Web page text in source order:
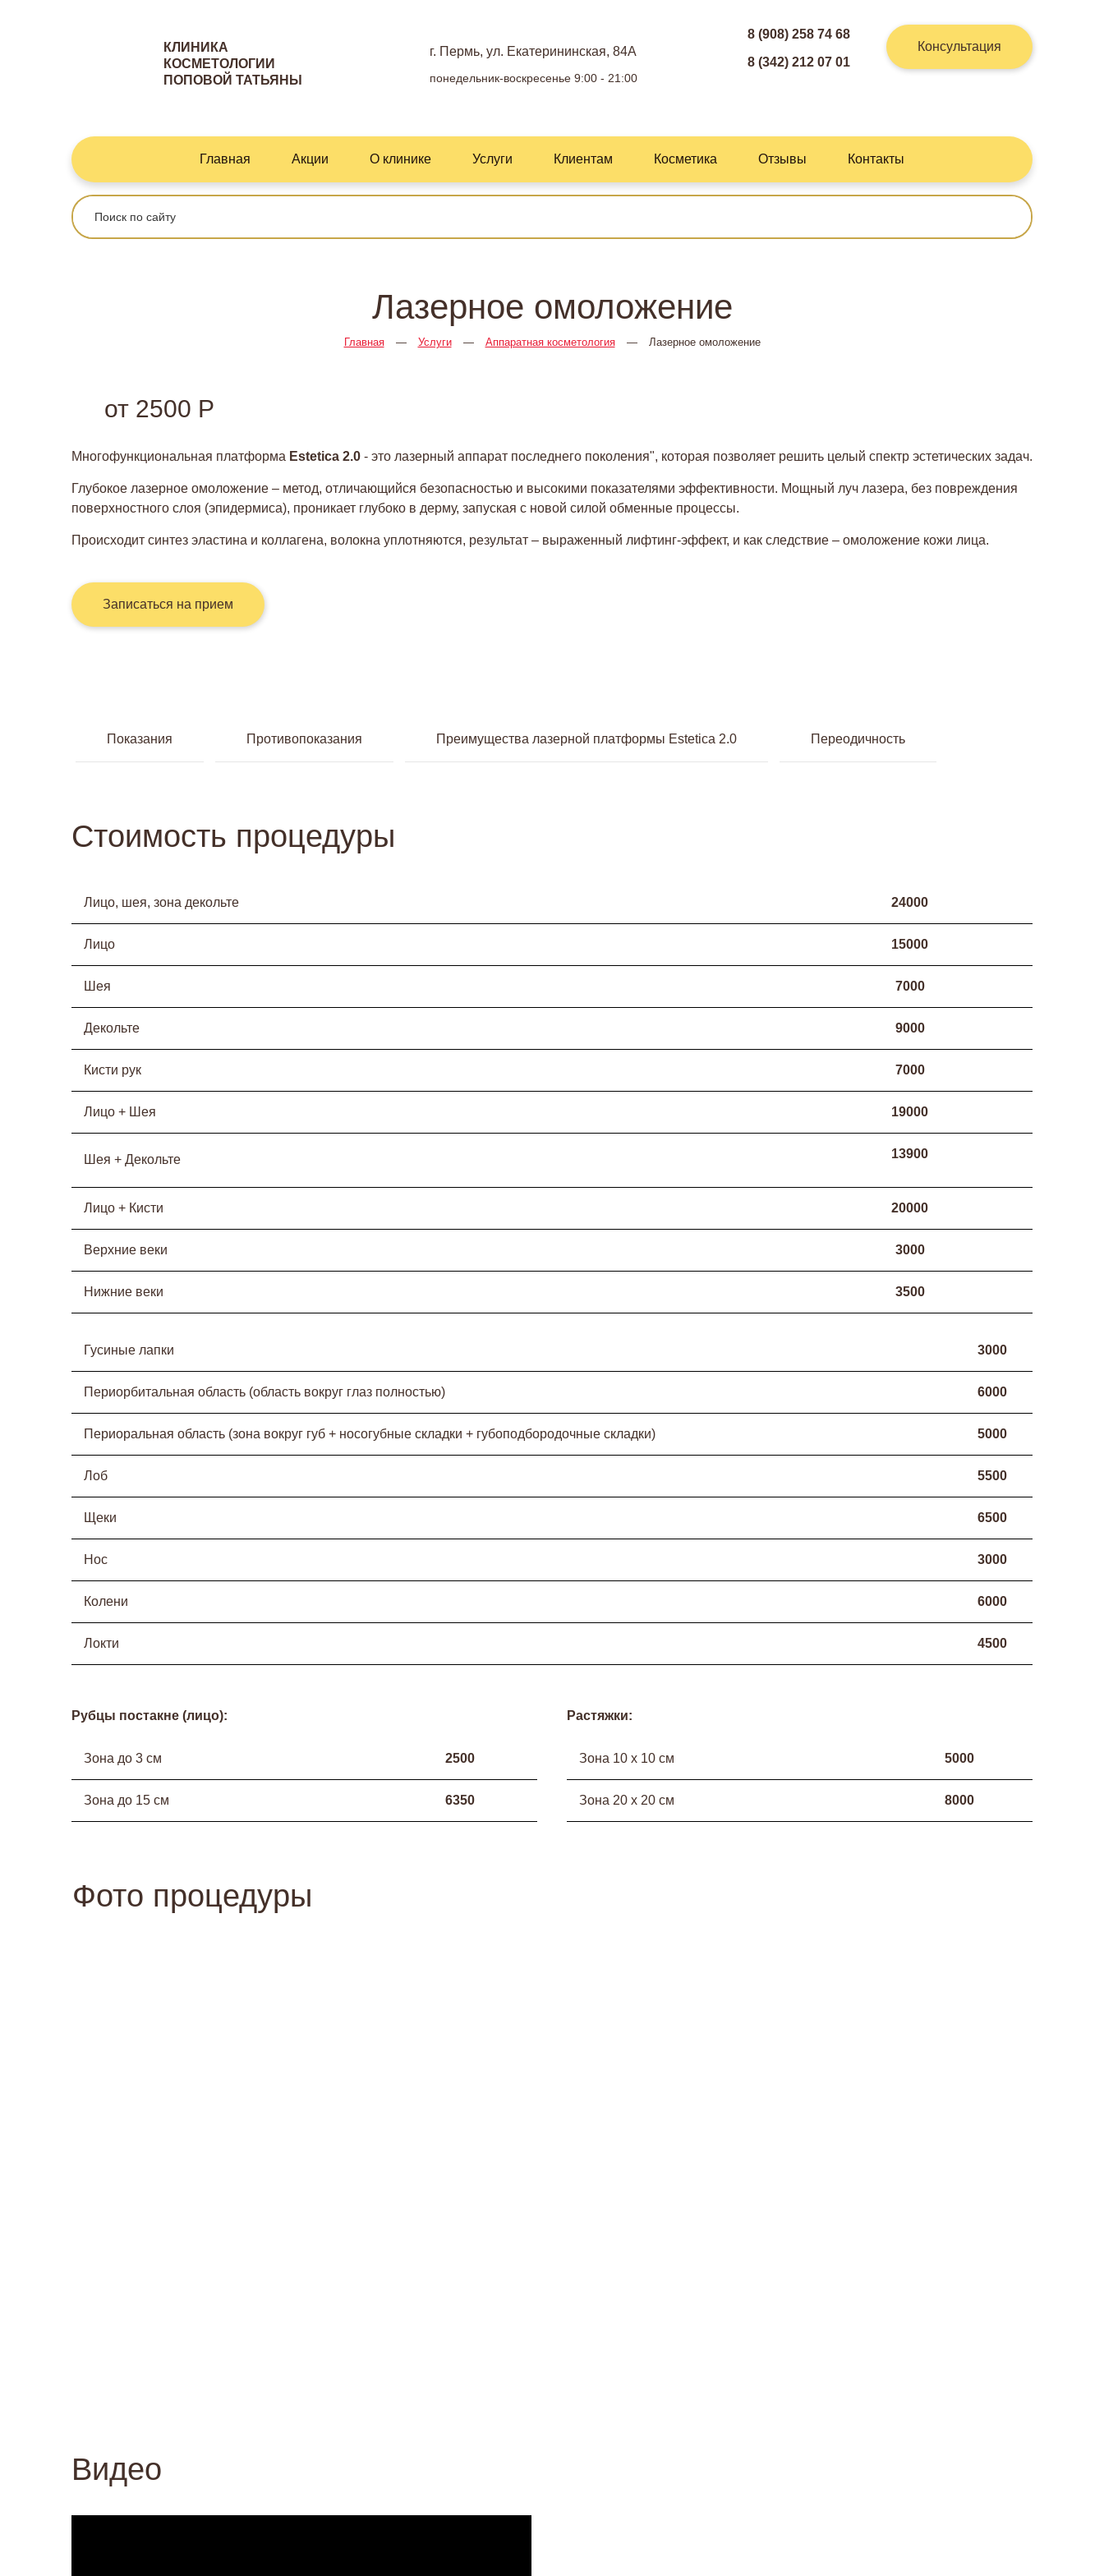
КЛИНИКА
КОСМЕТОЛОГИИ
ПОПОВОЙ ТАТЬЯНЫ
г. Пермь, ул. Екатерининская, 84А
понедельник-воскресенье 9:00 - 21:00
8 (908) 258 74 68
8 (342) 212 07 01
Консультация
Главная Акции О клинике Услуги Клиентам Косметика Отзывы Контакты
Лазерное омоложение
Главная — Услуги — Аппаратная косметология — Лазерное омоложение
от 2500 Р
Многофункциональная платформа Estetica 2.0 - это лазерный аппарат последнего поколения", которая позволяет решить целый спектр эстетических задач.
Глубокое лазерное омоложение – метод, отличающийся безопасностью и высокими показателями эффективности. Мощный луч лазера, без повреждения
поверхностного слоя (эпидермиса), проникает глубоко в дерму, запуская с новой силой обменные процессы.
Происходит синтез эластина и коллагена, волокна уплотняются, результат – выраженный лифтинг-эффект, и как следствие – омоложение кожи лица.
Записаться на прием
Показания Противопоказания Преимущества лазерной платформы Estetica 2.0 Переодичность
Стоимость процедуры
Лицо, шея, зона декольте 24000
Лицо 15000
Шея 7000
Декольте 9000
Кисти рук 7000
Лицо + Шея 19000
Шея + Декольте 13900
Лицо + Кисти 20000
Верхние веки 3000
Нижние веки 3500
Гусиные лапки 3000
Периорбитальная область (область вокруг глаз полностью) 6000
Периоральная область (зона вокруг губ + носогубные складки + губоподбородочные складки) 5000
Лоб 5500
Щеки 6500
Нос 3000
Колени 6000
Локти 4500
Рубцы постакне (лицо):
Зона до 3 см 2500
Зона до 15 см 6350
Растяжки:
Зона 10 х 10 см 5000
Зона 20 х 20 см 8000
Фото процедуры
Видео